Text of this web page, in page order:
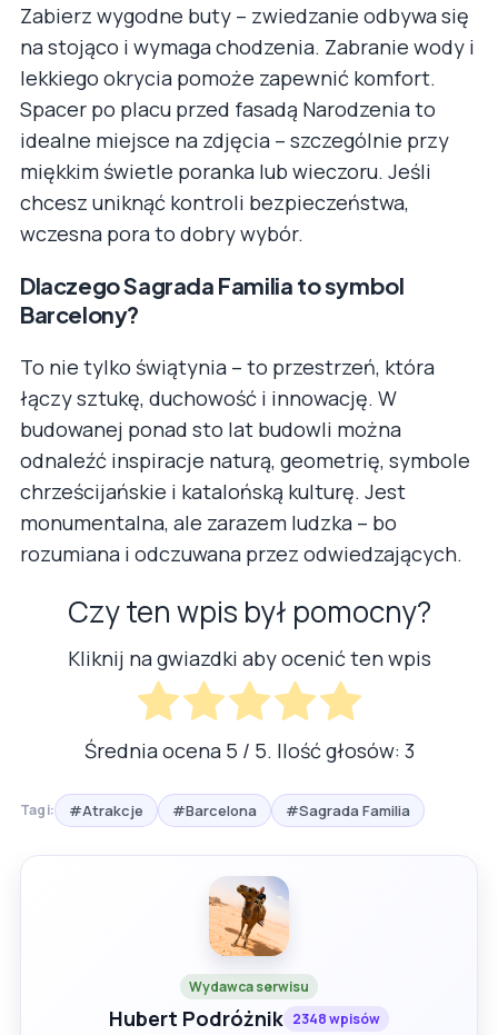
Zabierz wygodne buty – zwiedzanie odbywa się
na stojąco i wymaga chodzenia. Zabranie wody i
lekkiego okrycia pomoże zapewnić komfort.
Spacer po placu przed fasadą Narodzenia to
idealne miejsce na zdjęcia – szczególnie przy
miękkim świetle poranka lub wieczoru. Jeśli
chcesz uniknąć kontroli bezpieczeństwa,
wczesna pora to dobry wybór.
Dlaczego Sagrada Familia to symbol
Barcelony?
To nie tylko świątynia – to przestrzeń, która
łączy sztukę, duchowość i innowację. W
budowanej ponad sto lat budowli można
odnaleźć inspiracje naturą, geometrię, symbole
chrześcijańskie i katalońską kulturę. Jest
monumentalna, ale zarazem ludzka – bo
rozumiana i odczuwana przez odwiedzających.
Czy ten wpis był pomocny?
Kliknij na gwiazdki aby ocenić ten wpis
Średnia ocena 5 / 5. Ilość głosów: 3
Tagi: #Atrakcje #Barcelona #Sagrada Familia
Wydawca serwisu
Hubert Podróżnik 2348 wpisów